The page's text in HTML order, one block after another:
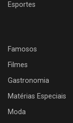
Esportes
Famosos
Filmes
Gastronomia
Matérias Especiais
Moda